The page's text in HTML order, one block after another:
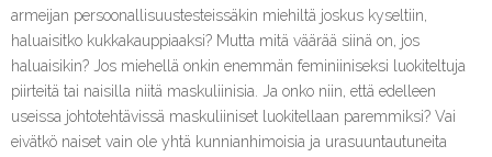
armeijan persoonallisuustesteissäkin miehiltä joskus kyseltiin,
haluaisitko kukkakauppiaaksi? Mutta mitä väärää siinä on, jos
haluaisikin? Jos miehellä onkin enemmän feminiiniseksi luokiteltuja
piirteitä tai naisilla niitä maskuliinisia. Ja onko niin, että edelleen
useissa johtotehtävissä maskuliiniset luokitellaan paremmiksi? Vai
eivätkö naiset vain ole yhtä kunnianhimoisia ja urasuuntautuneita